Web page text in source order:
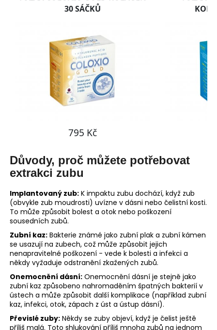
Důvody, proč můžete potřebovat
extrakci zubu
Implantovaný zub: K impaktu zubu dochází, když zub
(obvykle zub moudrosti) uvízne v dásni nebo čelistní kosti.
To může způsobit bolest a otok nebo poškození
sousedních zubů.
Zubní kaz: Bakterie známé jako zubní plak a zubní kámen
se usazují na zubech, což může způsobit jejich
nenapravitelné poškození - vede k bolesti a infekci a
někdy vyžaduje odstranění zkažených zubů.
Onemocnění dásní: Onemocnění dásní je stejně jako
zubní kaz způsobeno nahromaděním špatných bakterií v
ústech a může způsobit další komplikace (například zubní
kaz, infekci, otok, zápach z úst a ústup dásní).
Převislé zuby: Někdy se zuby objeví, když je čelist ještě
příliš malá. Toto shlukování příliš mnoha zubů na jednom